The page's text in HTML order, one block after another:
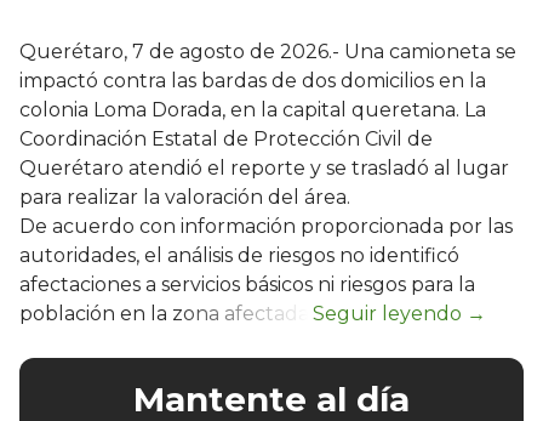
Querétaro, 7 de agosto de 2026.- Una camioneta se
impactó contra las bardas de dos domicilios en la
colonia Loma Dorada, en la capital queretana. La
Coordinación Estatal de Protección Civil de
Querétaro atendió el reporte y se trasladó al lugar
para realizar la valoración del área.
De acuerdo con información proporcionada por las
autoridades, el análisis de riesgos no identificó
afectaciones a servicios básicos ni riesgos para la
población en la zona afectada.
Mantente al día